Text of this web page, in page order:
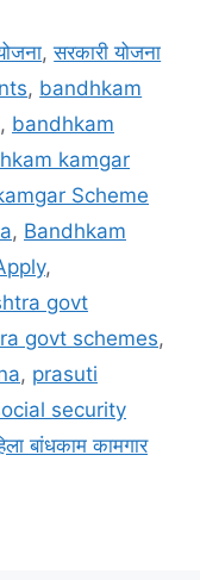
,सरकारी योजना
, bandhkam
, bandhkam
kamgar
Scheme
, Bandhkam
,
govt
govt schemes,
, prasuti
security
बांधकाम कामगार